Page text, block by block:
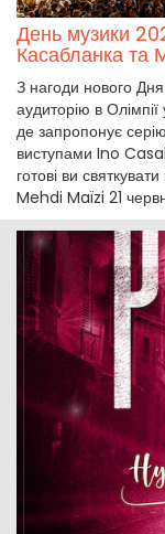
День музики
Касабланка та
З нагоди нового
аудиторію в
де запропонує
виступами Ino
готові ви
Mehdi Maïzi 21